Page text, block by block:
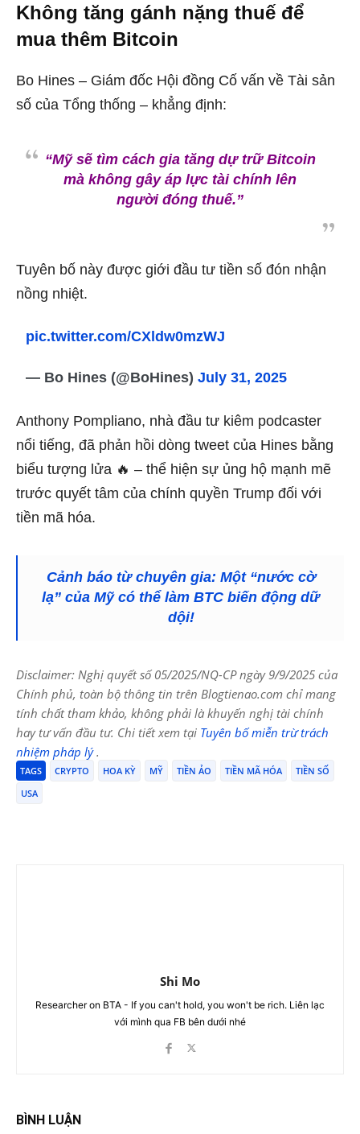
Không tăng gánh nặng thuế để
mua thêm Bitcoin
Bo Hines – Giám đốc Hội đồng Cố vấn về Tài sản
số của Tổng thống – khẳng định:
“Mỹ sẽ tìm cách gia tăng dự trữ Bitcoin
mà không gây áp lực tài chính lên
người đóng thuế.”
Tuyên bố này được giới đầu tư tiền số đón nhận
nồng nhiệt.
pic.twitter.com/CXldw0mzWJ
— Bo Hines (@BoHines)July 31, 2025
Anthony Pompliano, nhà đầu tư kiêm podcaster
nổi tiếng, đã phản hồi dòng tweet của Hines bằng
biểu tượng lửa 🔥 – thể hiện sự ủng hộ mạnh mẽ
trước quyết tâm của chính quyền Trump đối với
tiền mã hóa.
Cảnh báo từ chuyên gia: Một “nước cờ
lạ” của Mỹ có thể làm BTC biến động dữ
dội!
Disclaimer: Nghị quyết số 05/2025/NQ-CP ngày 9/9/2025 của
Chính phủ, toàn bộ thông tin trên Blogtienao.com chỉ mang
tính chất tham khảo, không phải là khuyến nghị tài chính
hay tư vấn đầu tư. Chi tiết xem tại Tuyên bố miễn trừ trách
nhiệm pháp lý.
TAGS CRYPTO HOA KỲ MỸ TIỀN ẢO TIỀN MÃ HÓA
TIỀN SỐ
USA
Shi Mo
Researcher on BTA - If you can't hold, you won't be rich. Liên lạc
với mình qua FB bên dưới nhé
BÌNH LUẬN